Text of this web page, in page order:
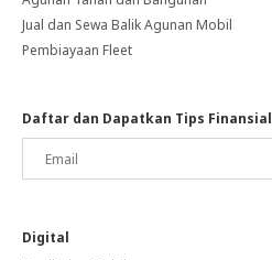
Jual dan Sewa Balik Agunan Mobil
Pembiayaan Fleet
Daftar dan Dapatkan Tips Finansial
Digital